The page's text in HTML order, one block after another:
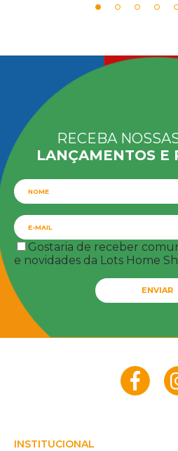
RECEBA
LANÇAMENTOS E
Gostaria de receber
e novidades da Lots Home
ENVIAR
INSTITUCIONAL